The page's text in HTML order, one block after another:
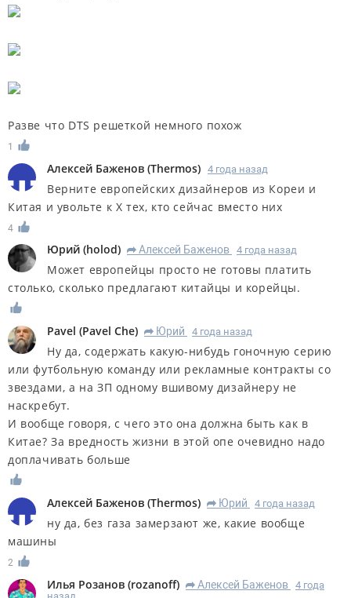
Разве что DTS решеткой немного похож
1
Алексей Баженов (Thermos) 4 года назад
Верните европейских дизайнеров из Кореи и
Китая и увольте к Х тех, кто сейчас вместо них
4
Юрий (holod) R Алексей Баженов 4 года назад
Может европейцы просто не готовы платить
столько, сколько предлагают китайцы и корейцы.
Pavel (Pavel Che) R Юрий 4 года назад
Ну да, содержать какую-нибудь гоночную серию
или футбольную команду или рекламные контракты со
звездами, а на ЗП одному вшивому дизайнеру не
наскребут.
И вообще говоря, с чего это она должна быть как в
Китае? За вредность жизни в этой опе очевидно надо
доплачивать больше
Алексей Баженов (Thermos) R Юрий 4 года назад
ну да, без газа замерзают же, какие вообще
машины
2
Илья Розанов (rozanoff) R Алексей Баженов
4 года